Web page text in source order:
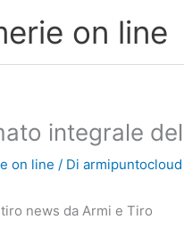
on line
integrale
on line / Di armipuntocloud
news da Armi e Tiro